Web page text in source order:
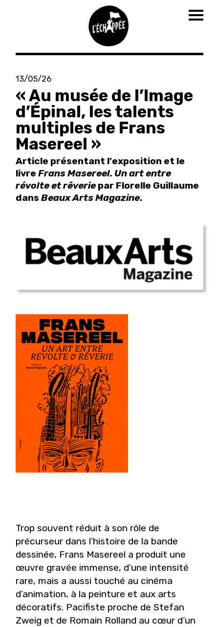
Aller
contenu
principal
13/05/26
« Au musée de l’Image
d’Épinal, les talents
multiples de Frans
Masereel »
Article présentant l'exposition et le
livre Frans Masereel. Un art entre
révolte et rêverie par Florelle Guillaume
dans Beaux Arts Magazine.
Trop souvent réduit à son rôle de
précurseur dans l’histoire de la bande
dessinée, Frans Masereel a produit une
œuvre gravée immense, d’une intensité
rare, mais a aussi touché au cinéma
d’animation, à la peinture et aux arts
décoratifs. Pacifiste proche de Stefan
Zweig et de Romain Rolland au cœur d’un